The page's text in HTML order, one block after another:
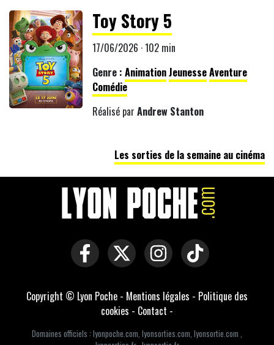
Toy Story 5
17/06/2026 · 102 min
Genre : AnimationJeunesseAventure
Comédie
Réalisé par Andrew Stanton
Les sorties de la semaine au cinéma
Copyright © Lyon Poche - Mentions légales - Politique des
cookies - Contact -
Domaines officiels : lyonpoche.com, lyonsorties.com, lyonsortie.com ,